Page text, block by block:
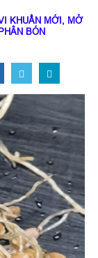
KHUẨN MỚI, MỞ
BÓN